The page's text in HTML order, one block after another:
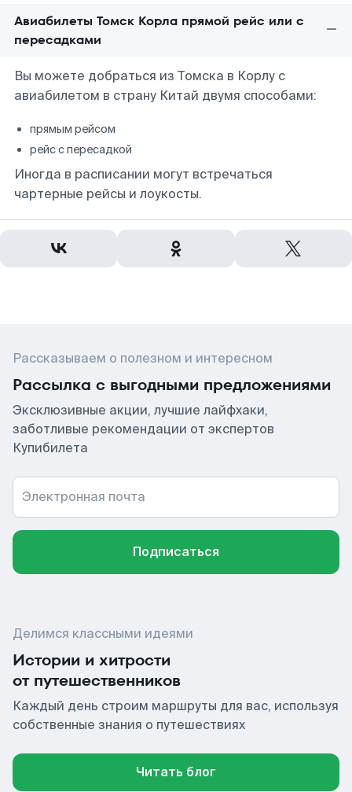
Авиабилеты Томск Корла прямой рейс или с
пересадками
Вы можете добраться из Томска в Корлу с
авиабилетом в страну Китай двумя способами:
прямым рейсом
рейс с пересадкой
Иногда в расписании могут встречаться
чартерные рейсы и лоукосты.
Рассказываем о полезном и интересном
Рассылка с выгодными предложениями
Эксклюзивные акции, лучшие лайфхаки,
заботливые рекомендации от экспертов
Купибилета
Электронная почта
Подписаться
Делимся классными идеями
Истории и хитрости
от путешественников
Каждый день строим маршруты для вас, используя
собственные знания о путешествиях
Читать блог